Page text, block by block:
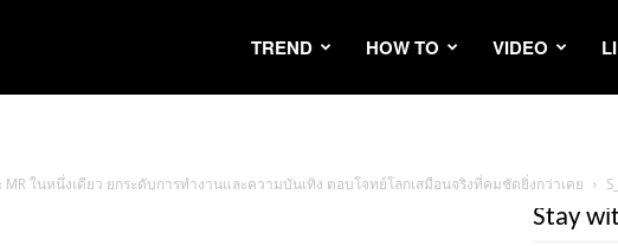
TREND HOW TO VIDEO
MR ในหนึ่งเดียว ยกระดับการทำงานและความบันเทิง ตอบโจทย์โลกเสมือนจริงที่คมชัดยิ่งกว่าเคย
Stay